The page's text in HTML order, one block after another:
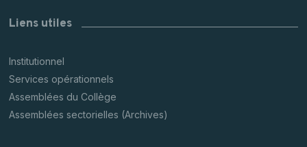
Liens utiles
Institutionnel
Services opérationnels
Assemblées du Collège
Assemblées sectorielles (Archives)